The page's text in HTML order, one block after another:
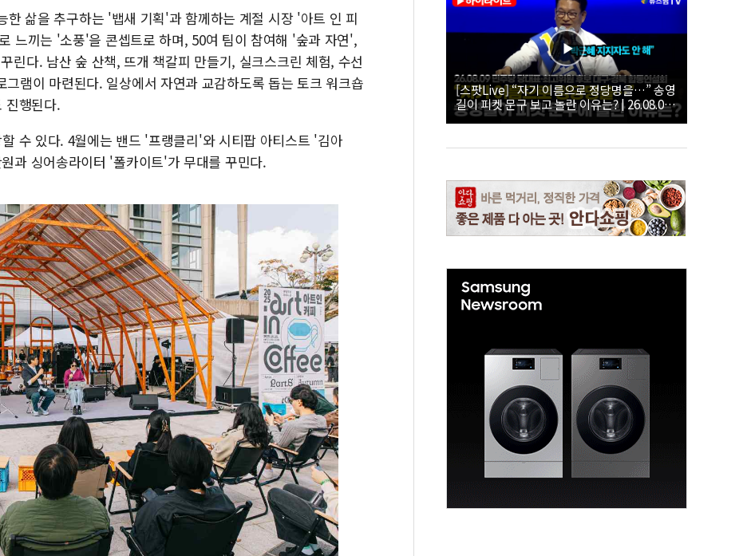
한 삶을 추구하는 '뱁새 기획'과 함께하는 계절 시장 '아트 인 피
느끼는 '소풍'을 콘셉트로 하며, 50여 팀이 참여해 '숲과 자연',
린다. 남산 숲 산책, 뜨개 책갈피 만들기, 실크스크린 체험, 수선
램이 마련된다. 일상에서 자연과 교감하도록 돕는 토크 워크숍
진행된다.
수 있다. 4월에는 밴드 '프랭클리'와 시티팝 아티스트 '김아
과 싱어송라이터 '폴카이트'가 무대를 꾸민다.
[스팟Live] “자기 이름으로 정당명을…” 송영
길이 피켓 문구 보고 놀란 이유는? | 26.08.09
더불어민주당 당대표·최고위원 후보 대구·경